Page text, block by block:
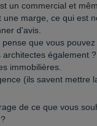
un commercial et
marge, ce qui est
d'avis.
que vous
également ?
immobilières.
(ils savent mettre
de ce que vous